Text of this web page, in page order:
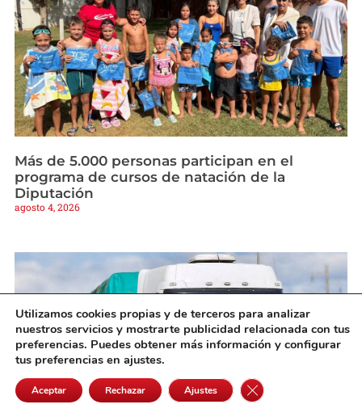
Más de 5.000 personas participan en el
programa de cursos de natación de la
Diputación
agosto 4, 2026
Utilizamos cookies propias y de terceros para analizar
nuestros servicios y mostrarte publicidad relacionada con tus
preferencias. Puedes obtener más información y configurar
tus preferencias en ajustes.
Aceptar Rechazar Ajustes Cerrar el banner de